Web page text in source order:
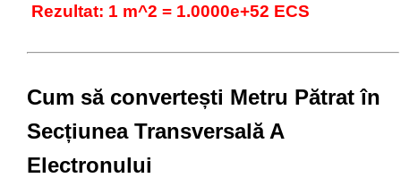
Rezultat: 1 m^2 = 1.0000e+52 ECS
Cum să convertești Metru Pătrat în
Secțiunea Transversală A
Electronului